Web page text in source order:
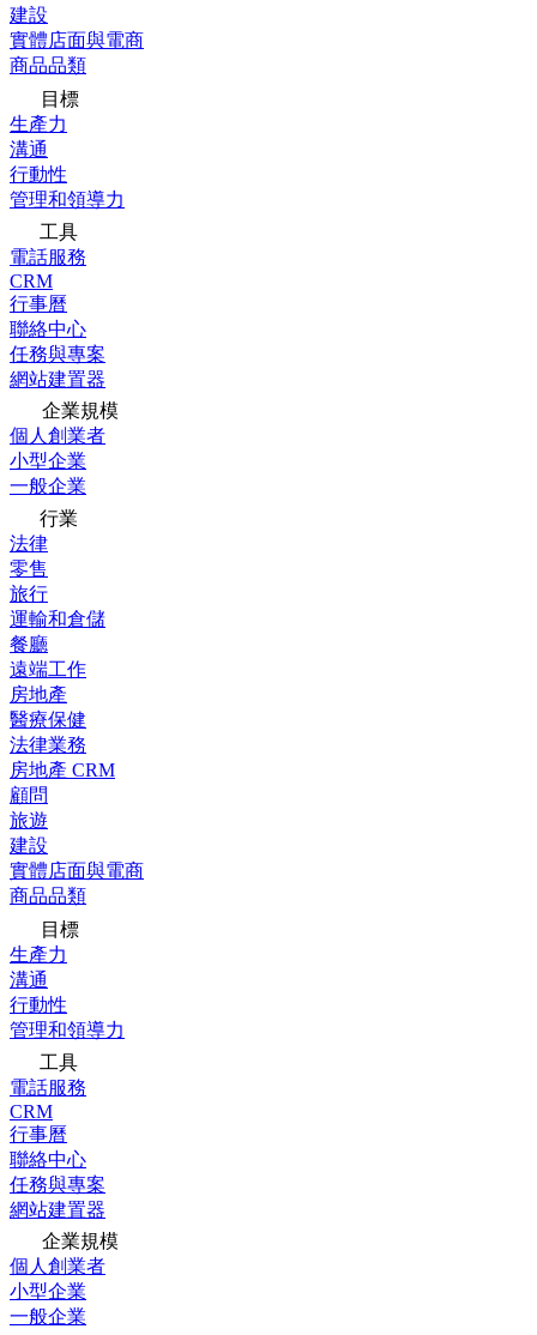
建設
實體店面與電商
商品品類
目標
生產力
溝通
行動性
管理和領導力
工具
電話服務
CRM
行事曆
聯絡中心
任務與專案
網站建置器
企業規模
個人創業者
小型企業
一般企業
行業
法律
零售
旅行
運輸和倉儲
餐廳
遠端工作
房地產
醫療保健
法律業務
房地產 CRM
顧問
旅遊
建設
實體店面與電商
商品品類
目標
生產力
溝通
行動性
管理和領導力
工具
電話服務
CRM
行事曆
聯絡中心
任務與專案
網站建置器
企業規模
個人創業者
小型企業
一般企業